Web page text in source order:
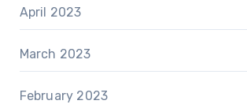
April 2023
March 2023
February 2023